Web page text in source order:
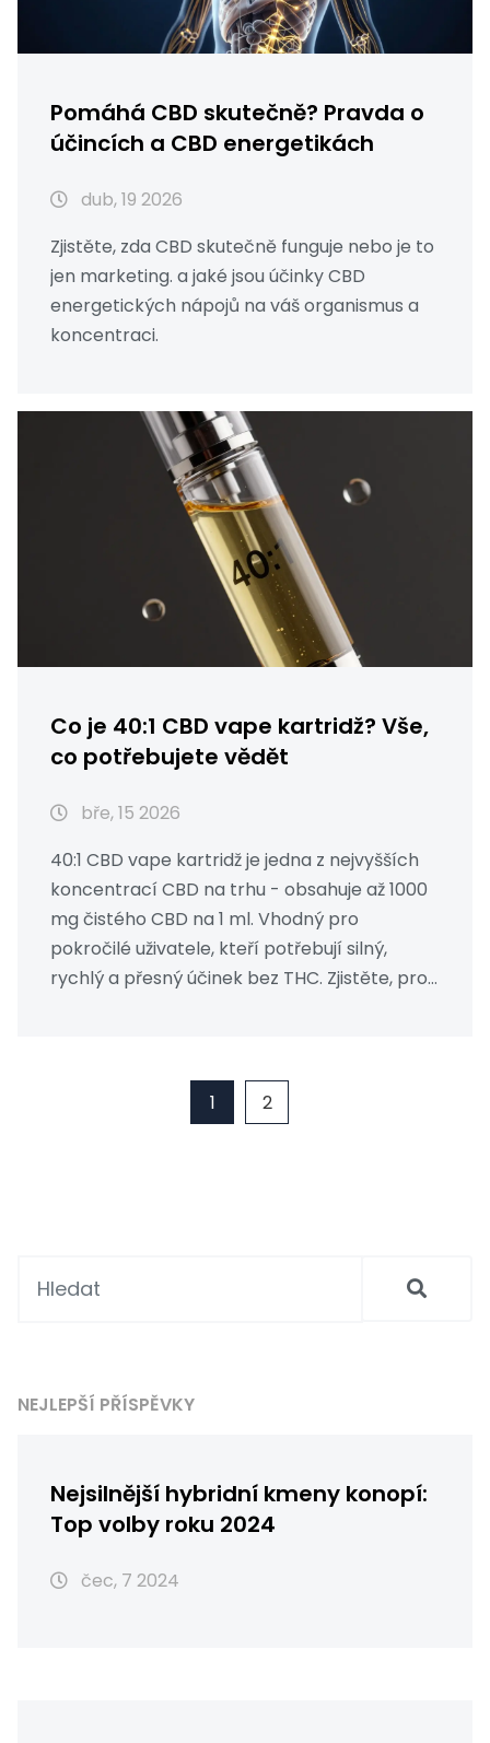
Pomáhá CBD skutečně? Pravda o
účincích a CBD energetikách
dub, 19 2026
Zjistěte, zda CBD skutečně funguje nebo je to
jen marketing. a jaké jsou účinky CBD
energetických nápojů na váš organismus a
koncentraci.
Co je 40:1 CBD vape kartridž? Vše,
co potřebujete vědět
bře, 15 2026
40:1 CBD vape kartridž je jedna z nejvyšších
koncentrací CBD na trhu - obsahuje až 1000
mg čistého CBD na 1 ml. Vhodný pro
pokročilé uživatele, kteří potřebují silný,
rychlý a přesný účinek bez THC. Zjistěte, pro
1 2
NEJLEPŠÍ PŘÍSPĚVKY
Nejsilnější hybridní kmeny konopí:
Top volby roku 2024
čec, 7 2024